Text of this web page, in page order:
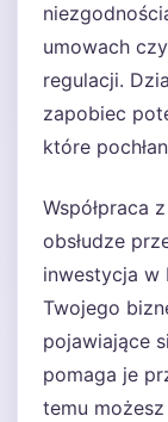
umowach
regulacji.
zapobiec
które
Współpraca
obsłudze
inwestycja w
Twojego
pojawiające
pomaga je
temu